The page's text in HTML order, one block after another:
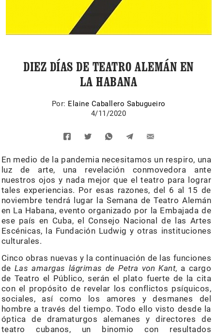
DIEZ DÍAS DE TEATRO ALEMÁN EN
LA HABANA
Por: Elaine Caballero Sabugueiro
4/11/2020
En medio de la pandemia necesitamos un respiro, una
luz de arte, una revelación conmovedora ante
nuestros ojos y nada mejor que el teatro para lograr
tales experiencias. Por esas razones, del 6 al 15 de
noviembre tendrá lugar la Semana de Teatro Alemán
en La Habana, evento organizado por la Embajada de
ese país en Cuba, el Consejo Nacional de las Artes
Escénicas, la Fundación Ludwig y otras instituciones
culturales.
Cinco obras nuevas y la continuación de las funciones
de Las amargas lágrimas de Petra von Kant, a cargo
de Teatro el Público, serán el plato fuerte de la cita
con el propósito de revelar los conflictos psíquicos,
sociales, así como los amores y desmanes del
hombre a través del tiempo. Todo ello visto desde la
óptica de dramaturgos alemanes y directores de
teatro cubanos, un binomio con resultados